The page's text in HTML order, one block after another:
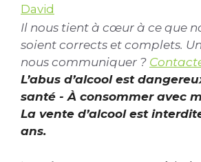
David
Il nous tient à cœur à ce que
soient corrects et complets.
nous communiquer ?
L’abus d’alcool est
santé - À consommer avec
La vente d’alcool est
ans.